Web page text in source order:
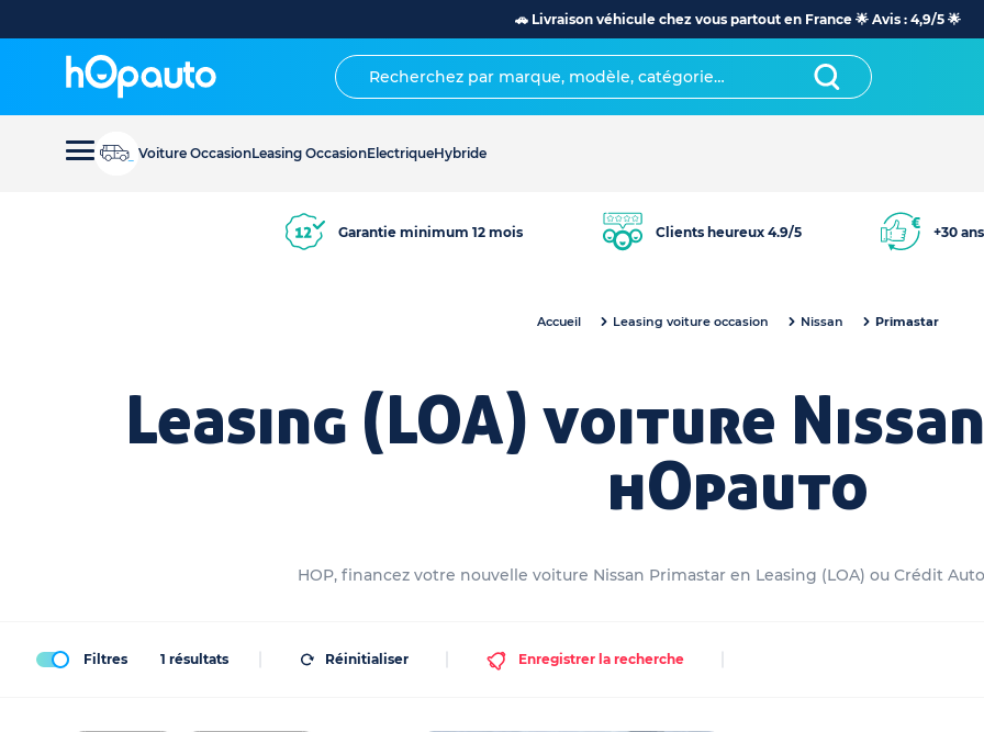
🚗 Livraison véhicule chez vous partout en France 🌟 Avis : 4,9/5 🌟
Voiture OccasionLeasing OccasionElectriqueHybride
Garantie minimum 12 mois Clients heureux 4.9/5 +30
Accueil Leasing voiture occasion Nissan Primastar
Leasing (LOA) voiture
hOpauto
HOP, financez votre nouvelle voiture Nissan Primastar en Leasing (LOA) ou Crédit
Filtres 1 résultats Réinitialiser Enregistrer la recherche